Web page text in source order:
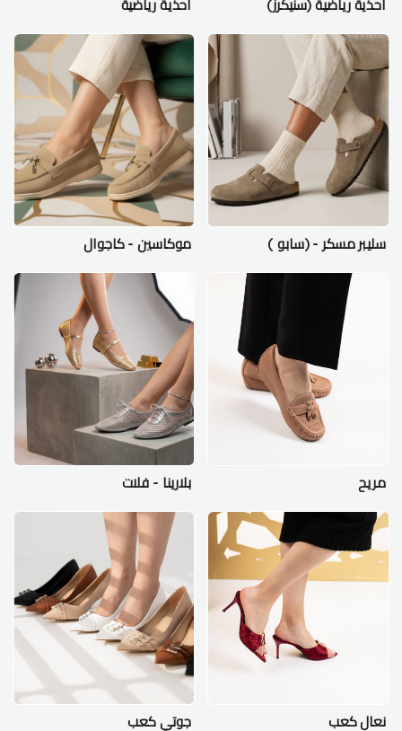
احذية رياضية (سنيكرز) احذية رياضية
سليبر مسكر - (سابو ) موكاسين - كاجوال
مريح بلارينا - فلات
نعال كعب جوتي كعب